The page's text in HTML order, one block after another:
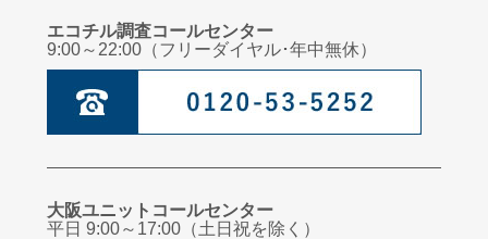
エコチル調査コールセンター
9:00～22:00（フリーダイヤル･年中無休）
大阪ユニットコールセンター
平日 9:00～17:00（土日祝を除く）